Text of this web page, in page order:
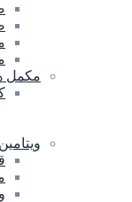
مکمل